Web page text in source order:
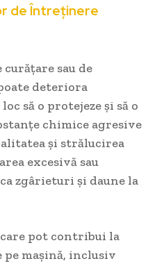
de Întreținere
sau de
deteriora
să o protejeze și să o
chimice agresive
și strălucirea
excesivă sau
zgârieturi și daune la
pot contribui la
mașină, inclusiv